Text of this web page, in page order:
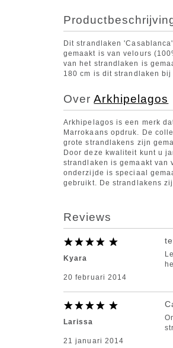
Dit strandlaken
gemaakt is van velours
van het strandlaken is
180 cm is dit strandlaken
OverArkhipelagos
Arkhipelagos is een merk
Marrokaans opdruk. De
grote strandlakens zijn
Door deze kwaliteit kunt u
strandlaken is gemaakt van
onderzijde is speciaal
gebruikt. De strandlakens
Reviews
Kyara
20 februari 2014
Larissa
21 januari 2014